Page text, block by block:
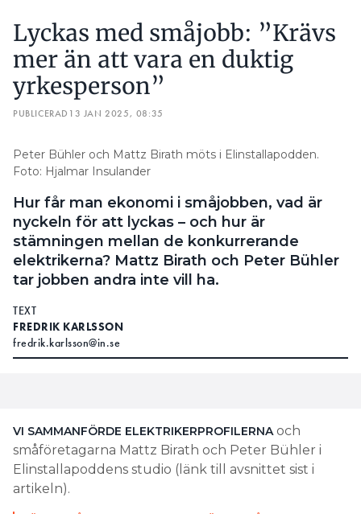
Lyckas med småjobb: ”Krävs
mer än att vara en duktig
yrkesperson”
PUBLICERAD 13 JAN 2025, 08:35
Peter Bühler och Mattz Birath möts i Elinstallapodden.
Foto: Hjalmar Insulander
Hur får man ekonomi i småjobben, vad är
nyckeln för att lyckas – och hur är
stämningen mellan de konkurrerande
elektrikerna? Mattz Birath och Peter Bühler
tar jobben andra inte vill ha.
TEXT
FREDRIK KARLSSON
fredrik.karlsson@in.se
VI SAMMANFÖRDE ELEKTRIKERPROFILERNAoch
småföretagarna Mattz Birath och Peter Bühler i
Elinstallapoddens studio (länk till avsnittet sist i
artikeln).